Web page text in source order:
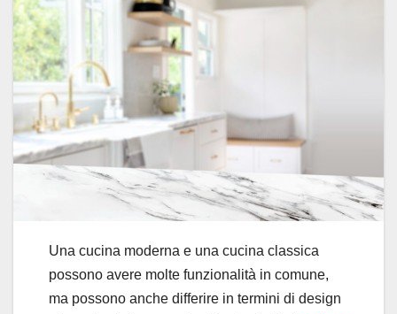
Una cucina moderna e una cucina classica
possono avere molte funzionalità in comune,
ma possono anche differire in termini di design